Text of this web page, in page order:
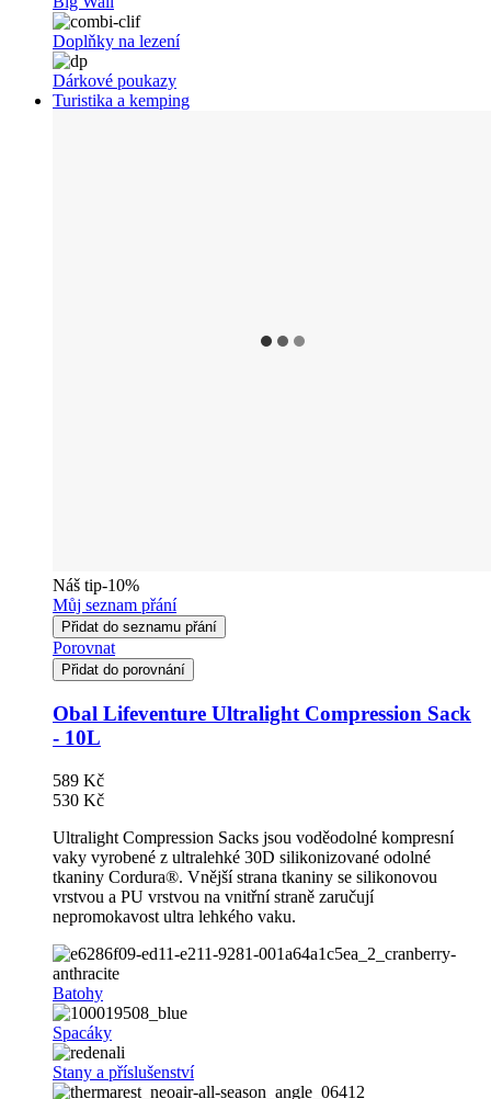
Doplňky na lezení
Dárkové poukazy
Turistika a kemping
Náš tip-10%
Můj seznam přání
Přidat do seznamu přání
Porovnat
Přidat do porovnání
Obal Lifeventure Ultralight Compression Sack
- 10L
589 Kč
530 Kč
Ultralight Compression Sacks jsou voděodolné kompresní
vaky vyrobené z ultralehké 30D silikonizované odolné
tkaniny Cordura®. Vnější strana tkaniny se silikonovou
vrstvou a PU vrstvou na vnitřní straně zaručují
nepromokavost ultra lehkého vaku.
Batohy
Spacáky
Stany a příslušenství